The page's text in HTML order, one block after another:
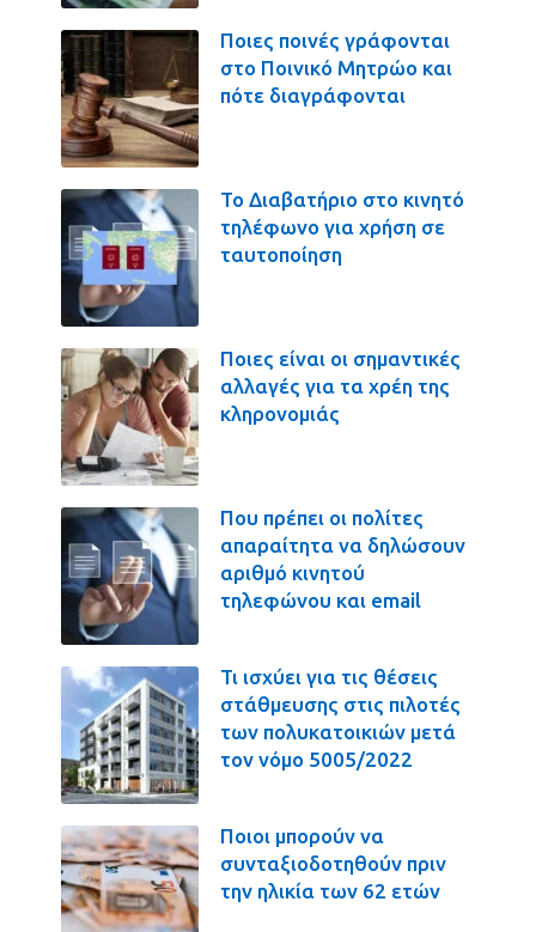
Ποιες ποινές γράφονται
στο Ποινικό Μητρώο και
πότε διαγράφονται
Το Διαβατήριο στο κινητό
τηλέφωνο για χρήση σε
ταυτοποίηση
Ποιες είναι οι σημαντικές
αλλαγές για τα χρέη της
κληρονομιάς
Που πρέπει οι πολίτες
απαραίτητα να δηλώσουν
αριθμό κινητού
τηλεφώνου και email
Τι ισχύει για τις θέσεις
στάθμευσης στις πιλοτές
των πολυκατοικιών μετά
τον νόμο 5005/2022
Ποιοι μπορούν να
συνταξιοδοτηθούν πριν
την ηλικία των 62 ετών